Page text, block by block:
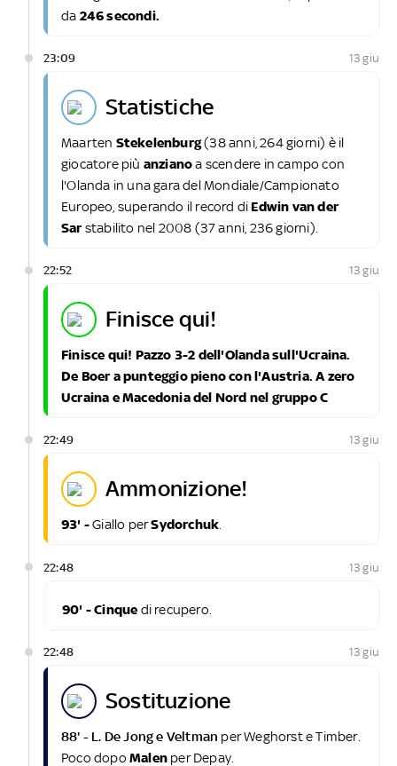
da 246 secondi.
23:09 13 giu
statistiche
Maarten Stekelenburg(38 anni, 264 giorni) è il
giocatore più anzianoa scendere in campo con
l'Olanda in una gara del Mondiale/Campionato
Europeo, superando il record di Edwin van der
Sarstabilito nel 2008 (37 anni, 236 giorni).
22:52 13 giu
finisce qui!
Finisce qui! Pazzo 3-2 dell'Olanda sull'Ucraina.
De Boer a punteggio pieno con l'Austria. A zero
Ucraina e Macedonia del Nord nel gruppo C
22:49 13 giu
ammonizione!
93' -Giallo perSydorchuk
22:48 13 giu
90' - Cinque di recupero.
22:48 13 giu
sostituzione
88' - L. De Jong e Veltman per Weghorst e Timber.
Poco dopo Malen per Depay.